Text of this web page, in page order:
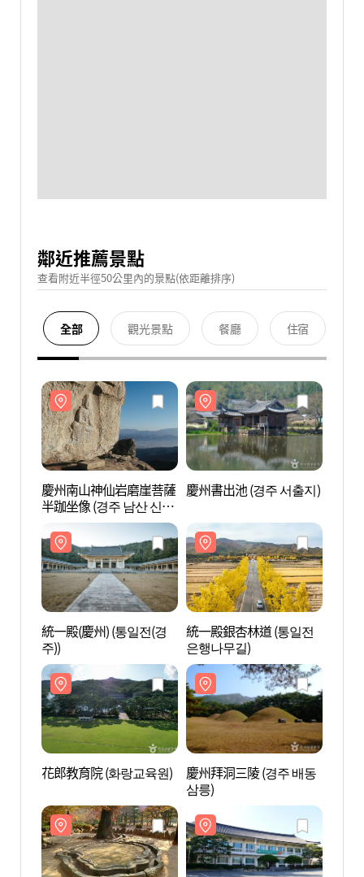
鄰近推薦景點
查看附近半徑50公里內的景點(依距離排序)
全部 觀光景點 餐廳 住宿
慶州南山神仙岩磨崖菩薩
半跏坐像 (경주 남산 신선
암 마애보살반가상)
慶州書出池 (경주 서출지)
統一殿(慶州) (통일전(경
주))
統一殿銀杏林道 (통일전
은행나무길)
花郎教育院 (화랑교육원)
慶州拜洞三陵 (경주 배동
삼릉)